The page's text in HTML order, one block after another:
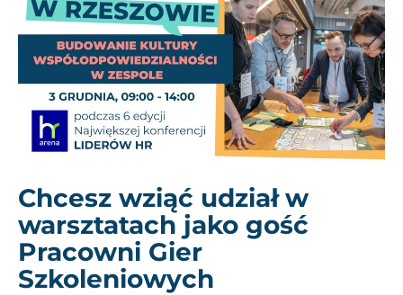
Chcesz wziąć udział w
warsztatach jako gość
Pracowni Gier
Szkoleniowych